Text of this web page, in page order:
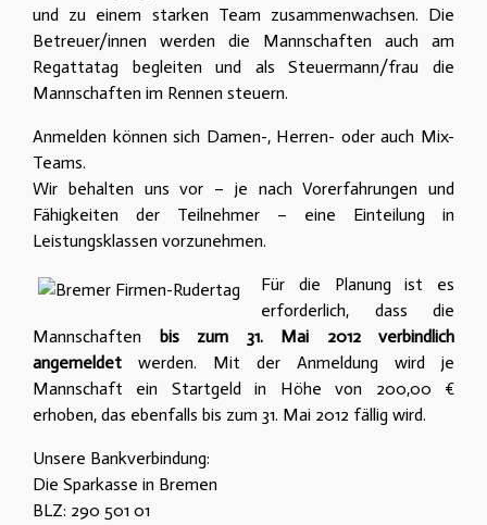
und zu einem starken Team zusammenwachsen. Die
Betreuer/innen werden die Mannschaften auch am
Regattatag begleiten und als Steuermann/frau die
Mannschaften im Rennen steuern.
Anmelden können sich Damen-, Herren- oder auch Mix-
Teams.
Wir behalten uns vor – je nach Vorerfahrungen und
Fähigkeiten der Teilnehmer – eine Einteilung in
Leistungsklassen vorzunehmen.
Für die Planung ist es
erforderlich, dass die
Mannschaften bis zum 31. Mai 2012 verbindlich
angemeldet werden. Mit der Anmeldung wird je
Mannschaft ein Startgeld in Höhe von 200,00 €
erhoben, das ebenfalls bis zum 31. Mai 2012 fällig wird.
Unsere Bankverbindung:
Die Sparkasse in Bremen
BLZ: 290 501 01